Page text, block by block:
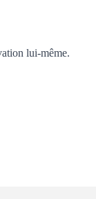
lui-même.